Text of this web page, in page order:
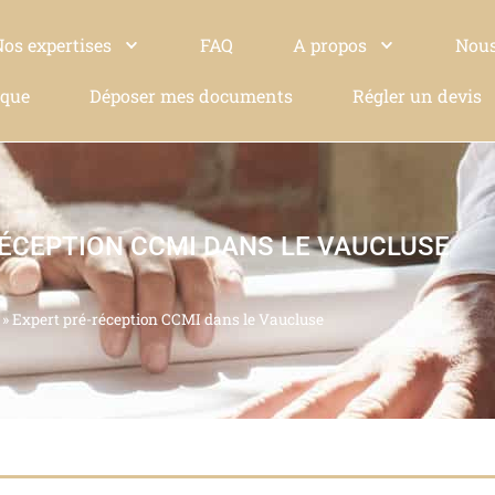
expertises FAQ A propos
Déposer mes documents Régler un devis
CCMI DANS LE VAUCLUSE
Expert pré-réception CCMI dans le Vaucluse